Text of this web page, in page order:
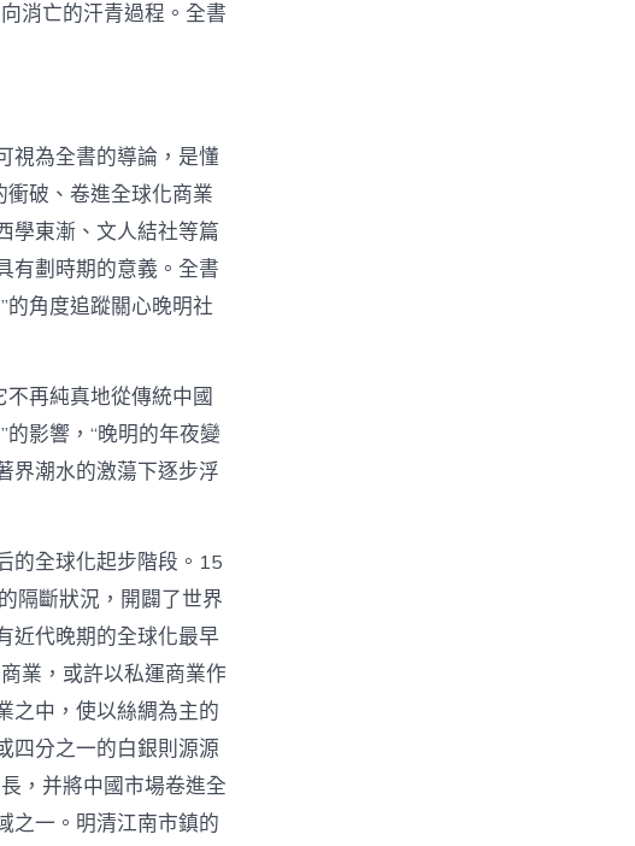
宮
晚
明
社
會
–
文
史
–
作
家
網〉
中
消亡的汗青過程。全書
視為全書的導論，是懂
破、卷進全球化商業
學東漸、文人結社等篇
有劃時期的意義。全書
的角度追蹤關心晚明社
再純真地從傳統中國
影響，“晚明的年夜變
界潮水的激蕩下逐步浮
的全球化起步階段。15
隔斷狀況，開闢了世界
近代晚期的全球化最早
業，或許以私運商業作
之中，使以絲綢為主的
四分之一的白銀則源源
，并將中國市場卷進全
之一。明清江南市鎮的